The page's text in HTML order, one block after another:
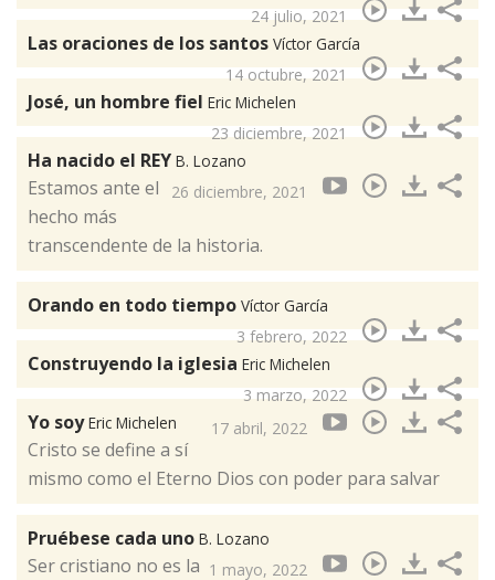
24 julio, 2021
Las oraciones de los santos Víctor García
14 octubre, 2021
José, un hombre fiel Eric Michelen
23 diciembre, 2021
Ha nacido el REY B. Lozano
26 diciembre, 2021
Estamos ante el
hecho más
transcendente de la historia.
Orando en todo tiempo Víctor García
3 febrero, 2022
Construyendo la iglesia Eric Michelen
3 marzo, 2022
Yo soyEric Michelen 17 abril, 2022
Cristo se define a sí
mismo como el Eterno Dios con poder para salvar
Pruébese cada uno B. Lozano
1 mayo, 2022
Ser cristiano no es la